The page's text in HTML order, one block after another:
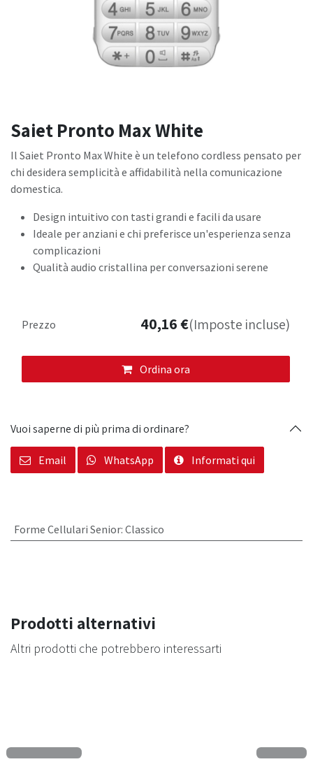
Saiet Pronto Max White
Il Saiet Pronto Max White è un telefono cordless pensato per
chi desidera semplicità e affidabilità nella comunicazione
domestica.
Design intuitivo con tasti grandi e facili da usare
Ideale per anziani e chi preferisce un'esperienza senza
complicazioni
Qualità audio cristallina per conversazioni serene
Ordina ora
Prezzo 40,16€(Imposte incluse)
Vuoi saperne di più prima di ordinare?
Email WhatsApp Informati qui
Forme Cellulari Senior: Classico
Prodotti alternativi
Altri prodotti che potrebbero interessarti